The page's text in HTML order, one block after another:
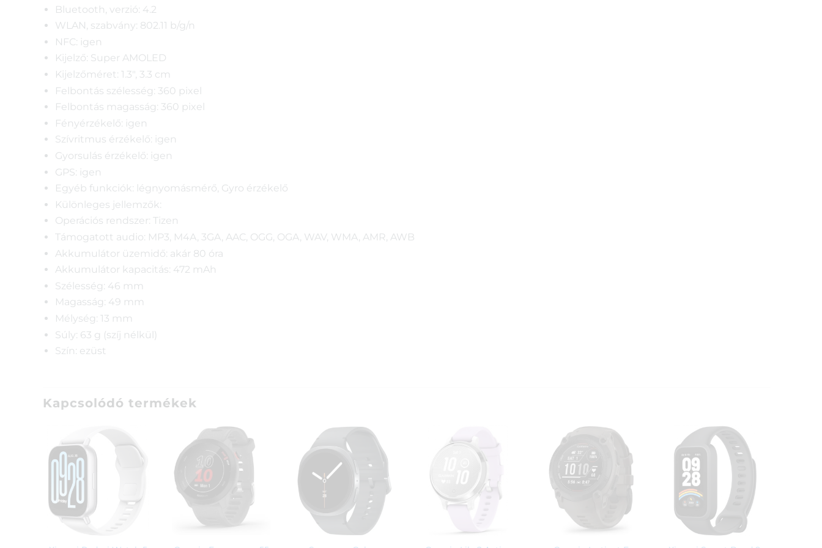
Bluetooth, verzió: 4.2
WLAN, szabvány: 802.11 b/g/n
NFC: igen
Kijelző: Super AMOLED
Kijelzőméret: 1.3″, 3.3 cm
Felbontás szélesség: 360 pixel
Felbontás magasság: 360 pixel
Fényérzékelő: igen
Szívritmus érzékelő: igen
Gyorsulás érzékelő: igen
GPS: igen
Egyéb funkciók: légnyomásmérő, Gyro érzékelő
Különleges jellemzők:
Operációs rendszer: Tizen
Támogatott audio: MP3, M4A, 3GA, AAC, OGG, OGA, WAV, WMA, AMR, AWB
Akkumulátor üzemidő: akár 80 óra
Akkumulátor kapacitás: 472 mAh
Szélesség: 46 mm
Magasság: 49 mm
Mélység: 13 mm
Súly: 63 g (szíj nélkül)
Szín: ezüst
Kapcsolódó termékek